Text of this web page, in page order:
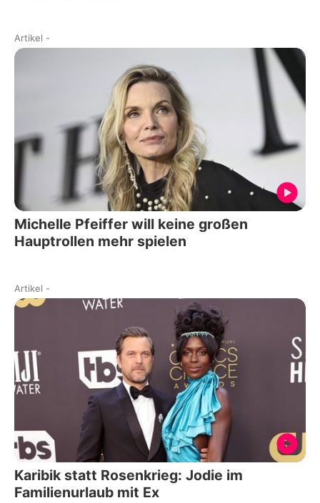
Artikel -
Michelle Pfeiffer will keine großen
Hauptrollen mehr spielen
Artikel -
Karibik statt Rosenkrieg: Jodie im
Familienurlaub mit Ex